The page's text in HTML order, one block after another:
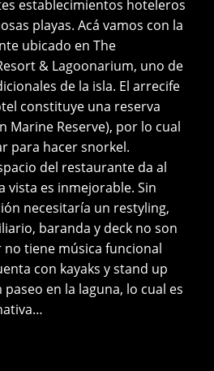
establecimientos hoteleros
playas. Acá vamos con la
ubicado en The
& Lagoonarium, uno de
de la isla. El arrecife
constituye una reserva
Marine Reserve), por lo cual
para hacer snorkel.
del restaurante da al
vista es inmejorable. Sin
necesitaría un restyling,
baranda y deck no son
no tiene música funcional
con kayaks y stand up
en la laguna, lo cual es